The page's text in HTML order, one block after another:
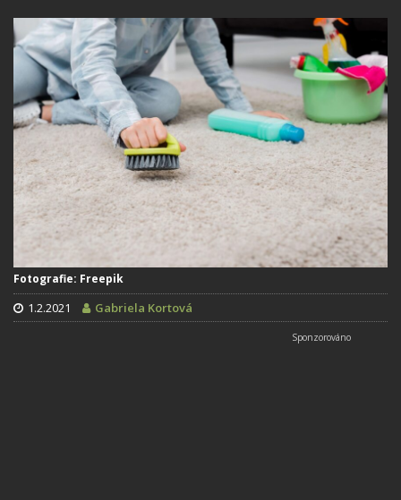
Fotografie: Freepik
1.2.2021 Gabriela Kortová